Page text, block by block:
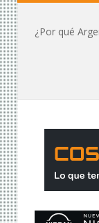
¿Por qué